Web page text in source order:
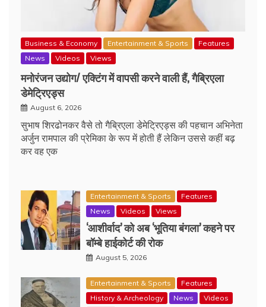
Business & Economy Entertainment & Sports
Features
News
Videos Views
मनोरंजन उद्योग/ एक्टिंग में वापसी करने वाली हैं, गैब्रिएला
डेमेट्रिएड्स
August 6, 2026
सुभाष शिरढोनकर वैसे तो गैब्रिएला डेमेट्रिएड्स की पहचान अभिनेता
अर्जुन रामपाल की प्रेमिका के रूप में होती हैं लेकिन उससे कहीं बढ़
कर वह एक
Entertainment & Sports
Features
News
Videos Views
‘आशीर्वाद’ को अब ‘भूतिया बंगला’ कहने पर
बॉम्बे हाईकोर्ट की रोक
August 5, 2026
Entertainment & Sports
Features
History & Archeology
News
Videos